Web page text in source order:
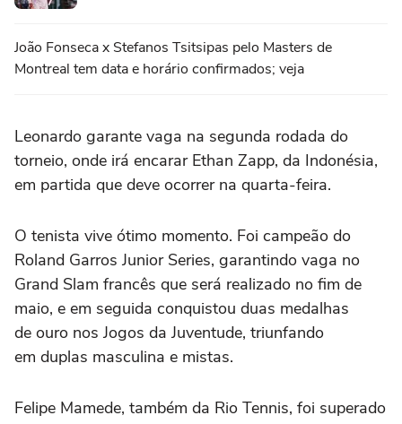
João Fonseca x Stefanos Tsitsipas pelo Masters de
Montreal tem data e horário confirmados; veja
Leonardo garante vaga na segunda rodada do
torneio, onde irá encarar Ethan Zapp, da Indonésia,
em partida que deve ocorrer na quarta-feira.
O tenista vive ótimo momento. Foi campeão do
Roland Garros Junior Series, garantindo vaga no
Grand Slam francês que será realizado no fim de
maio, e em seguida conquistou duas medalhas
de ouro nos Jogos da Juventude, triunfando
em duplas masculina e mistas.
Felipe Mamede, também da Rio Tennis, foi superado